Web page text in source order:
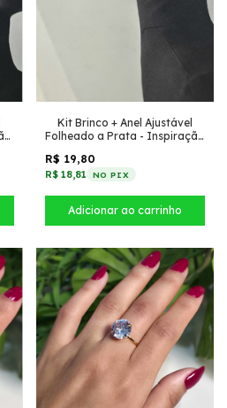
Kit Brinco + Anel Ajustável
Folheado a Prata - Inspiração
inspiração Virginia N° 12
R$ 19,80
R$ 18,81 NO PIX